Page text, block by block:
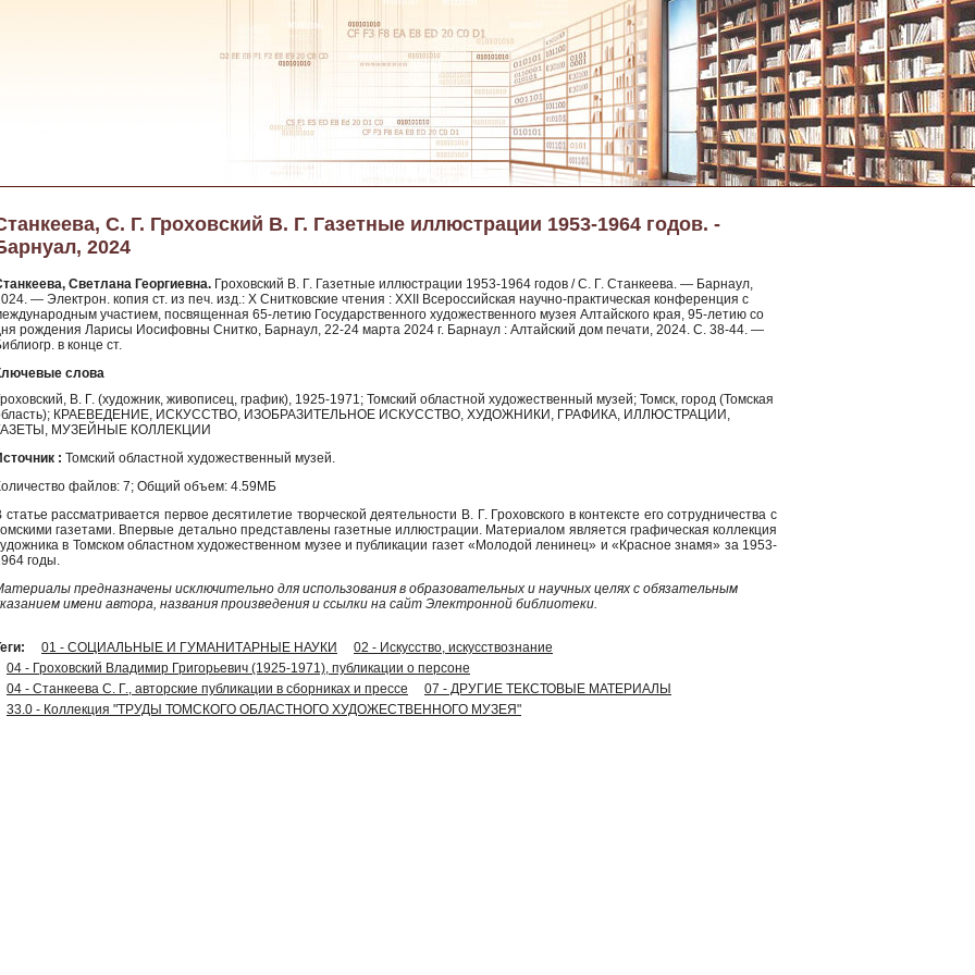
С. Г. Гроховский В. Г. Газетные иллюстрации 1953-1964 годов. -
2024
Светлана Георгиевна. Гроховский В. Г. Газетные иллюстрации 1953-1964 годов / С. Г. Станкеева. — Барнаул,
— Электрон. копия ст. из печ. изд.: X Снитковские чтения : XXII Всероссийская научно-практическая конференция с
участием, посвященная 65-летию Государственного художественного музея Алтайского края, 95-летию со
рождения Ларисы Иосифовны Снитко, Барнаул, 22-24 марта 2024 г. Барнаул : Алтайский дом печати, 2024. С. 38-44. —
в конце ст.
слова
В. Г. (художник, живописец, график), 1925-1971; Томский областной художественный музей; Томск, город (Томская
КРАЕВЕДЕНИЕ, ИСКУССТВО, ИЗОБРАЗИТЕЛЬНОЕ ИСКУССТВО, ХУДОЖНИКИ, ГРАФИКА, ИЛЛЮСТРАЦИИ,
МУЗЕЙНЫЕ КОЛЛЕКЦИИ
: Томский областной художественный музей.
файлов: 7; Общий объем: 4.59МБ
статье рассматривается первое десятилетие творческой деятельности В. Г. Гроховского в контексте его сотрудничества с
газетами. Впервые детально представлены газетные иллюстрации. Материалом является графическая коллекция
в Томском областном художественном музее и публикации газет «Молодой ленинец» и «Красное знамя» за 1953-
годы.
предназначены исключительно для использования в образовательных и научных целях с обязательным
имени автора, названия произведения и ссылки на сайт Электронной библиотеки.
01 - СОЦИАЛЬНЫЕ И ГУМАНИТАРНЫЕ НАУКИ
02 - Искусство, искусствознание
04 - Гроховский Владимир Григорьевич (1925-1971), публикации о персоне
04 - Станкеева С. Г., авторские публикации в сборниках и прессе
07 - ДРУГИЕ ТЕКСТОВЫЕ МАТЕРИАЛЫ
33.0 - Коллекция "ТРУДЫ ТОМСКОГО ОБЛАСТНОГО ХУДОЖЕСТВЕННОГО МУЗЕЯ"